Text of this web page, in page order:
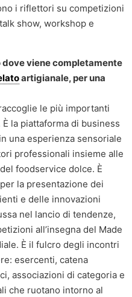
i riflettori su competizioni
show, workshop e
dove viene completamente
artigianale, per una
le più importanti
la piattaforma di business
una esperienza sensoriale
professionali insieme alle
foodservice dolce. È
la presentazione dei
e delle innovazioni
nel lancio di tendenze,
all’insegna del Made
È il fulcro degli incontri
esercenti, catena
associazioni di categoria e
che ruotano intorno al